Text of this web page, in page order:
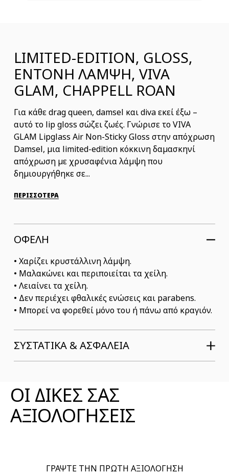
LIMITED-EDITION, GLOSS,
ΕΝΤΟΝΗ ΛΑΜΨΗ, VIVA
GLAM, CHAPPELL ROAN
Για κάθε drag queen, damsel και diva εκεί έξω –
αυτό το lip gloss σώζει ζωές. Γνώρισε το VIVA
GLAM Lipglass Air Non-Sticky Gloss στην απόχρωση
Damsel, μια limited-edition κόκκινη δαμασκηνί
απόχρωση με χρυσαφένια λάμψη που
δημιουργήθηκε σε...
ΠΕΡΙΣΣΟΤΕΡΑ
ΟΦΕΛΗ
• Χαρίζει κρυστάλλινη λάμψη.
• Μαλακώνει και περιποιείται τα χείλη.
• Λειαίνει τα χείλη.
• Δεν περιέχει φθαλικές ενώσεις και parabens.
• Μπορεί να φορεθεί μόνο του ή πάνω από κραγιόν.
ΣΥΣΤΑΤΙΚΆ & ΑΣΦΆΛΕΙΑ
ΟΙ ΔΙΚΕΣ ΣΑΣ
ΑΞΙΟΛΟΓΗΣΕΙΣ
ΓΡΑΨΤΕ ΤΗΝ ΠΡΩΤΗ ΑΞΙΟΛΟΓΗΣΗ